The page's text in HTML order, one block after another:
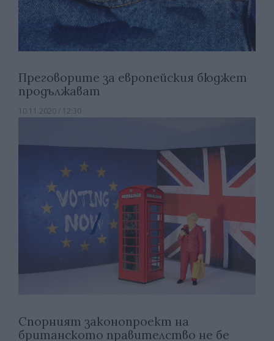
Преговорите за европейския бюджет
продължават
10.11.2020 / 12:30
Спорният законопроект на
британското правителство не бе